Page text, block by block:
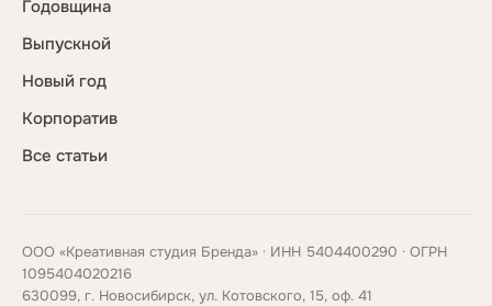
Годовщина
Выпускной
Новый год
Корпоратив
Все статьи
ООО «Креативная студия Бренда» · ИНН 5404400290 · ОГРН
1095404020216
630099, г. Новосибирск, ул. Котовского, 15, оф. 41